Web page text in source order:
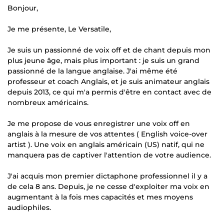
Bonjour,
Je me présente, Le Versatile,
Je suis un passionné de voix off et de chant depuis mon
plus jeune âge, mais plus important : je suis un grand
passionné de la langue anglaise. J'ai même été
professeur et coach Anglais, et je suis animateur anglais
depuis 2013, ce qui m'a permis d'être en contact avec de
nombreux américains.
Je me propose de vous enregistrer une voix off en
anglais à la mesure de vos attentes ( English voice-over
artist ). Une voix en anglais américain (US) natif, qui ne
manquera pas de captiver l'attention de votre audience.
J'ai acquis mon premier dictaphone professionnel il y a
de cela 8 ans. Depuis, je ne cesse d'exploiter ma voix en
augmentant à la fois mes capacités et mes moyens
audiophiles.